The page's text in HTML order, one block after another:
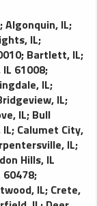
;Algonquin, IL;
IL;
; Bartlett, IL;
61008;
IL;
IL;
IL; Bull
; Calumet City,
IL;
Hills, IL
60478;
IL; Crete,